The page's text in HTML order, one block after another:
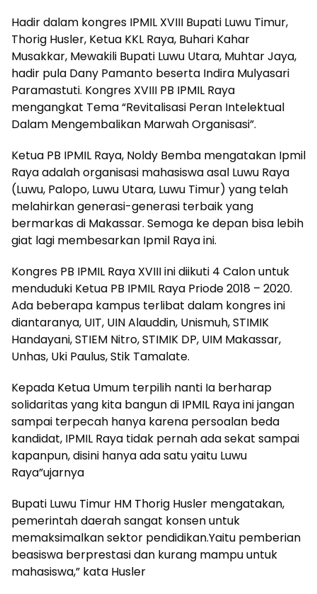
Hadir dalam kongres IPMIL XVIII Bupati Luwu Timur,
Thorig Husler, Ketua KKL Raya, Buhari Kahar
Musakkar, Mewakili Bupati Luwu Utara, Muhtar Jaya,
hadir pula Dany Pamanto beserta Indira Mulyasari
Paramastuti. Kongres XVIII PB IPMIL Raya
mengangkat Tema “Revitalisasi Peran Intelektual
Dalam Mengembalikan Marwah Organisasi”.
Ketua PB IPMIL Raya, Noldy Bemba mengatakan Ipmil
Raya adalah organisasi mahasiswa asal Luwu Raya
(Luwu, Palopo, Luwu Utara, Luwu Timur) yang telah
melahirkan generasi-generasi terbaik yang
bermarkas di Makassar. Semoga ke depan bisa lebih
giat lagi membesarkan Ipmil Raya ini.
Kongres PB IPMIL Raya XVIII ini diikuti 4 Calon untuk
menduduki Ketua PB IPMIL Raya Priode 2018 – 2020.
Ada beberapa kampus terlibat dalam kongres ini
diantaranya, UIT, UIN Alauddin, Unismuh, STIMIK
Handayani, STIEM Nitro, STIMIK DP, UIM Makassar,
Unhas, Uki Paulus, Stik Tamalate.
Kepada Ketua Umum terpilih nanti Ia berharap
solidaritas yang kita bangun di IPMIL Raya ini jangan
sampai terpecah hanya karena persoalan beda
kandidat, IPMIL Raya tidak pernah ada sekat sampai
kapanpun, disini hanya ada satu yaitu Luwu
Raya”ujarnya
Bupati Luwu Timur HM Thorig Husler mengatakan,
pemerintah daerah sangat konsen untuk
memaksimalkan sektor pendidikan.Yaitu pemberian
beasiswa berprestasi dan kurang mampu untuk
mahasiswa,” kata Husler